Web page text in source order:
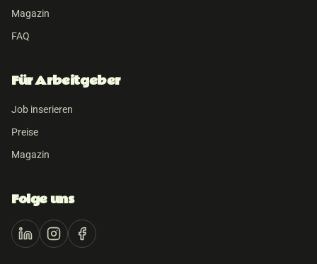
Magazin
FAQ
Für Arbeitgeber
Job inserieren
Preise
Magazin
Folge uns